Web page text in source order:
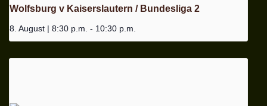
Wolfsburg v Kaiserslautern / Bundesliga 2
8. August | 8:30 p.m. - 10:30 p.m.